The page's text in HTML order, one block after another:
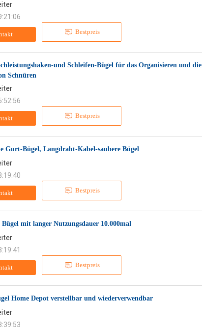
Bestpreis
und Schleifen-Bügel für das Organisieren und die
Schnüren
Bestpreis
Gurt-Bügel, Langdraht-Kabel-saubere Bügel
Bestpreis
mit langer Nutzungsdauer 10.000mal
Bestpreis
Home Depot verstellbar und wiederverwendbar